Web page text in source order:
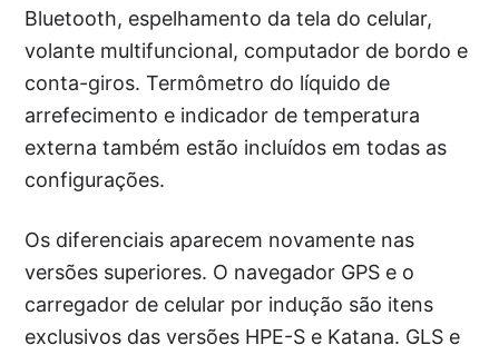
Bluetooth, espelhamento da tela do celular,
volante multifuncional, computador de bordo e
conta-giros. Termômetro do líquido de
arrefecimento e indicador de temperatura
externa também estão incluídos em todas as
configurações.
Os diferenciais aparecem novamente nas
versões superiores. O navegador GPS e o
carregador de celular por indução são itens
exclusivos das versões HPE-S e Katana. GLS e